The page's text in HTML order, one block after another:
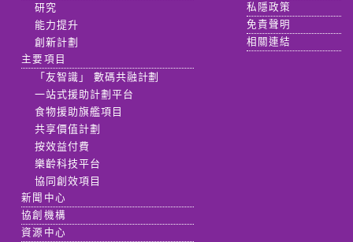
研究
能力提升
創新計劃
主要項目
「友智識」 數碼共融計劃
一站式援助計劃平台
食物援助旗艦項目
共享價值計劃
按效益付費
樂齡科技平台
協同創效項目
新聞中心
協創機構
資源中心
私隱政策
免責聲明
相關連結